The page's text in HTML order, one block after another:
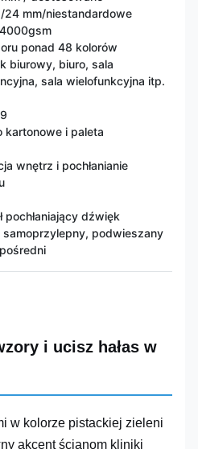
24 mm/niestandardowe
ponad 48 kolorów
biurowy, biuro, sala
sala wielofunkcyjna itp.
kartonowe i paleta
wnętrz i pochłanianie
pochłaniający dźwięk
samoprzylepny, podwieszany
i ucisz hałas w
w kolorze pistackiej zieleni
akcent ścianom kliniki